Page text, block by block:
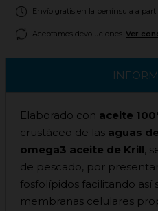
Envío gratis en la península a
Aceptamos devoluciones. Ver
Elaborado con aceite
crustáceo de las aguas
omega3 aceite de Krill,
de pescado, por
fosfolípidos facilitando así
membranas celulares